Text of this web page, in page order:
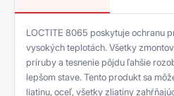
LOCTITE 8065 poskytuje ochranu
vysokých teplotách. Všetky
príruby a tesnenie pôjdu ľahšie
lepšom stave. Tento produkt sa
liatinu, oceľ, všetky zliatiny